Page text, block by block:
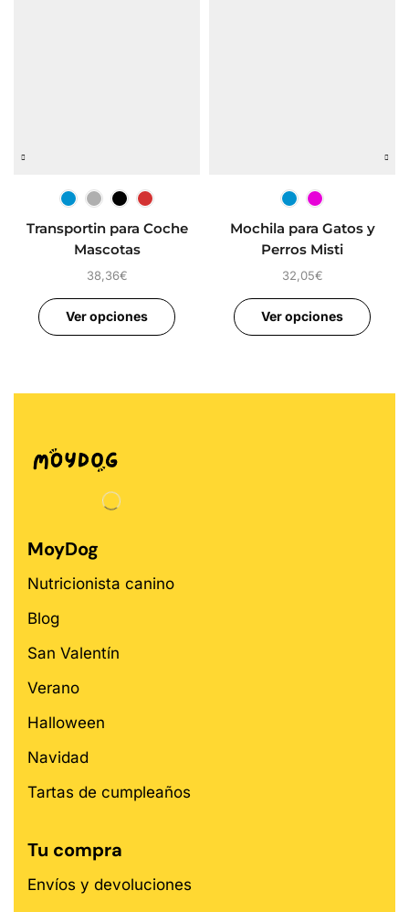
Transportin para Coche
Mascotas
38,36€
Ver opciones
Mochila para Gatos y
Perros Misti
32,05€
Ver opciones
MoyDog
Nutricionista canino
Blog
San Valentín
Verano
Halloween
Navidad
Tartas de cumpleaños
Tu compra
Envíos y devoluciones